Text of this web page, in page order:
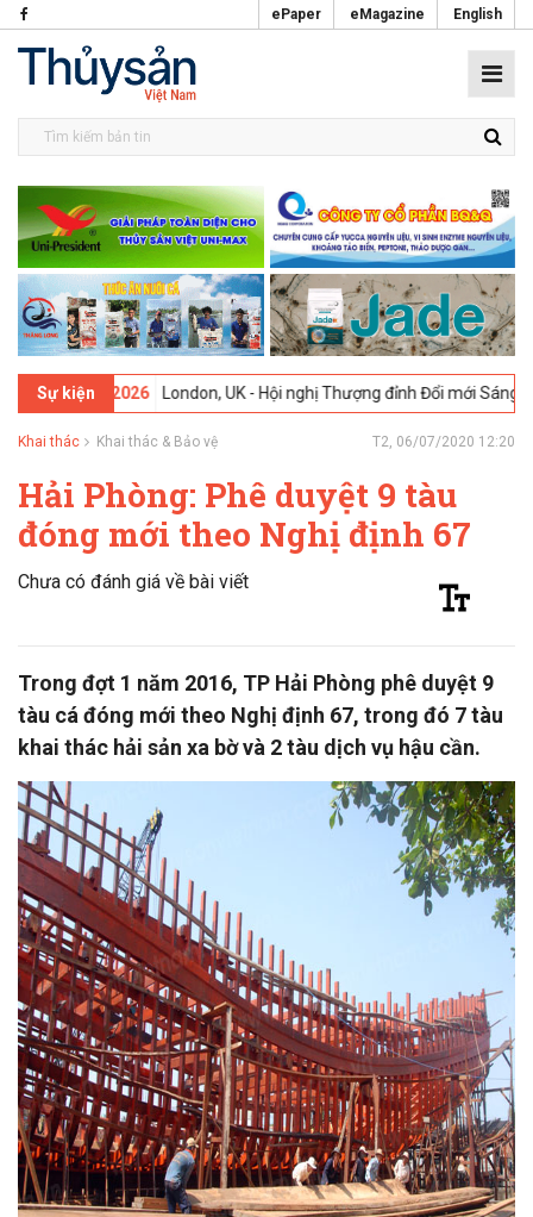
ePaper eMagazine English
Sự kiện
02-2026 London, UK - Hội nghị Thượng đỉnh Đổi mới Sáng tạo
Khai thác Khai thác & Bảo vệ T2, 06/07/2020 12:20
Hải Phòng: Phê duyệt 9 tàu
đóng mới theo Nghị định 67
Chưa có đánh giá về bài viết
Trong đợt 1 năm 2016, TP Hải Phòng phê duyệt 9
tàu cá đóng mới theo Nghị định 67, trong đó 7 tàu
khai thác hải sản xa bờ và 2 tàu dịch vụ hậu cần.